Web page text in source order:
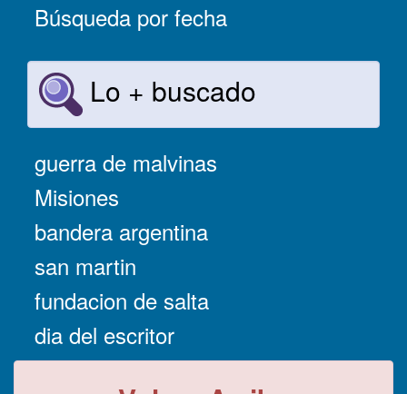
Búsqueda por fecha
Lo + buscado
guerra de malvinas
Misiones
bandera argentina
san martin
fundacion de salta
dia del escritor